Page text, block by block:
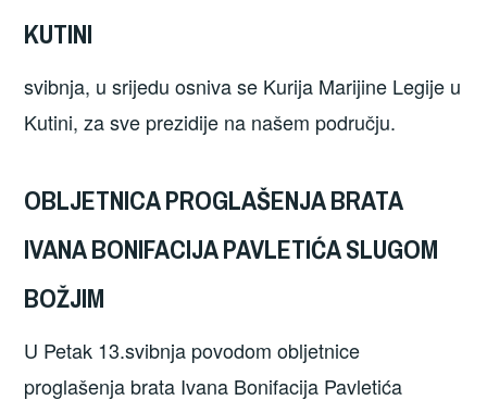
KUTINI
svibnja, u srijedu osniva se Kurija Marijine Legije u
Kutini, za sve prezidije na našem području.
OBLJETNICA PROGLAŠENJA BRATA
IVANA BONIFACIJA PAVLETIĆA SLUGOM
BOŽJIM
U Petak 13.svibnja povodom obljetnice
proglašenja brata Ivana Bonifacija Pavletića